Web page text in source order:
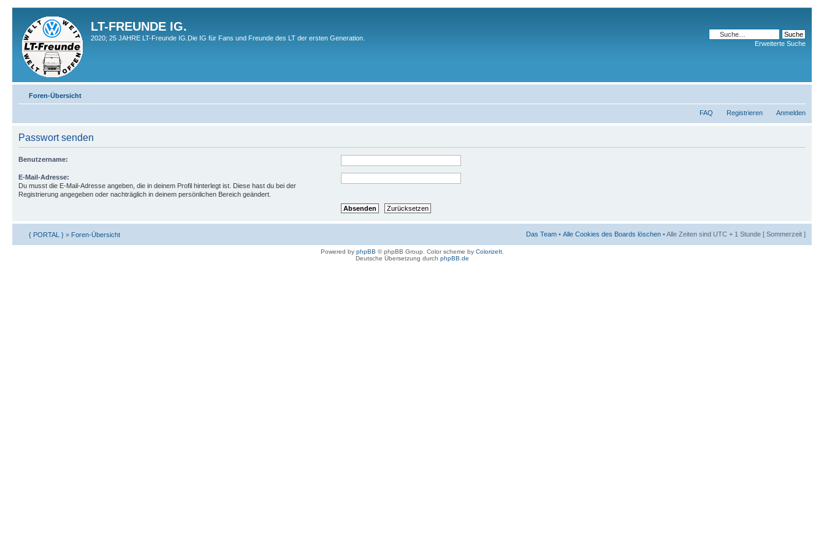
LT-FREUNDE IG.
2020; 25 JAHRE LT-Freunde IG.Die IG für Fans und Freunde des LT der ersten Generation.
Erweiterte Suche
Foren-Übersicht
FAQ Registrieren Anmelden
Passwort senden
Benutzername:
E-Mail-Adresse:
Du musst die E-Mail-Adresse angeben, die in deinem Profil hinterlegt ist. Diese hast du bei der
Registrierung angegeben oder nachträglich in deinem persönlichen Bereich geändert.
{ PORTAL } » Foren-Übersicht Das Team • Alle Cookies des Boards löschen • Alle Zeiten sind UTC + 1 Stunde [ Sommerzeit ]
Powered by phpBB © phpBB Group. Color scheme by ColorizeIt.
Deutsche Übersetzung durch phpBB.de